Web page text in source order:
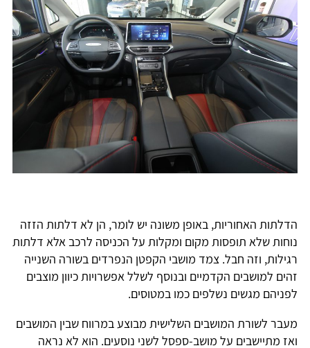
הדלתות האחוריות, באופן משונה יש לומר, הן לא דלתות הזזה
נוחות שלא תופסות מקום ומקלות על הכניסה לרכב אלא דלתות
רגילות, וזה חבל. צמד מושבי הקפטן הנפרדים בשורה השנייה
זהים למושבים הקדמיים ובנוסף לשלל אפשרויות כיוון מוצבים
לפניהם מגשים נשלפים כמו במטוסים.
מעבר לשורת המושבים השלישית מבוצע במרווח שבין המושבים
ואז מתיישבים על מושב-ספסל לשני נוסעים. הוא לא נראה